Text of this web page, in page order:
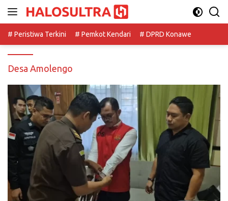
# Peristiwa Terkini
# Pemkot Kendari # DPRD Konawe
Desa Amolengo